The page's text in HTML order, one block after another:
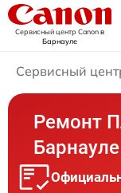
Сервисный центр Canonв
Барнауле
Сервисный
Ремонт
Барнауле